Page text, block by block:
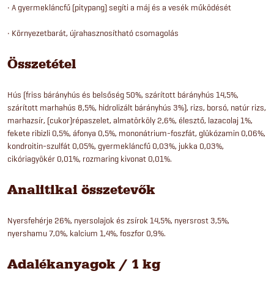
• A gyermekláncfű (pitypang) segíti a máj és a vesék működését
• Környezetbarát, újrahasznosítható csomagolás
Összetétel
Hús (friss bárányhús és belsőség 50%, szárított bárányhús 14,5%,
szárított marhahús 8,5%, hidrolizált bárányhús 3%), rizs, borsó, natúr rizs,
marhazsír, (cukor)répaszelet, almatörköly 2,6%, élesztő, lazacolaj 1%,
fekete ribizli 0,5%, áfonya 0,5%, mononátrium-foszfát, glükózamin 0,06%,
kondroitin-szulfát 0,05%, gyermekláncfű 0,03%, jukka 0,03%,
cikóriagyökér 0,01%, rozmaring kivonat 0,01%.
Analitikai összetevők
Nyersfehérje 26%, nyersolajok és zsírok 14,5%, nyersrost 3,5%,
nyershamu 7,0%, kalcium 1,4%, foszfor 0,9%.
Adalékanyagok / 1 kg